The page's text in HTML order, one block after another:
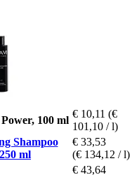
100 ml
€ 10,11 (€
101,10 / l)
Shampoo
ml
€ 33,53
(€ 134,12 / l)
€ 43,64